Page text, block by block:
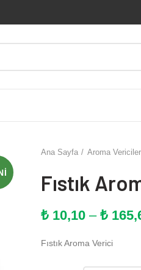
Ana Sayfa Aroma Vericiler
Fıstık
₺10,10 – ₺
Fıstık Aroma Verici